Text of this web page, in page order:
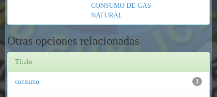
CONSUMO DE GAS
NATURAL
Otras opciones relacionadas
Título
1
consumo